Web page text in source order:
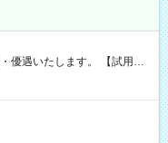
たします。 【試用期